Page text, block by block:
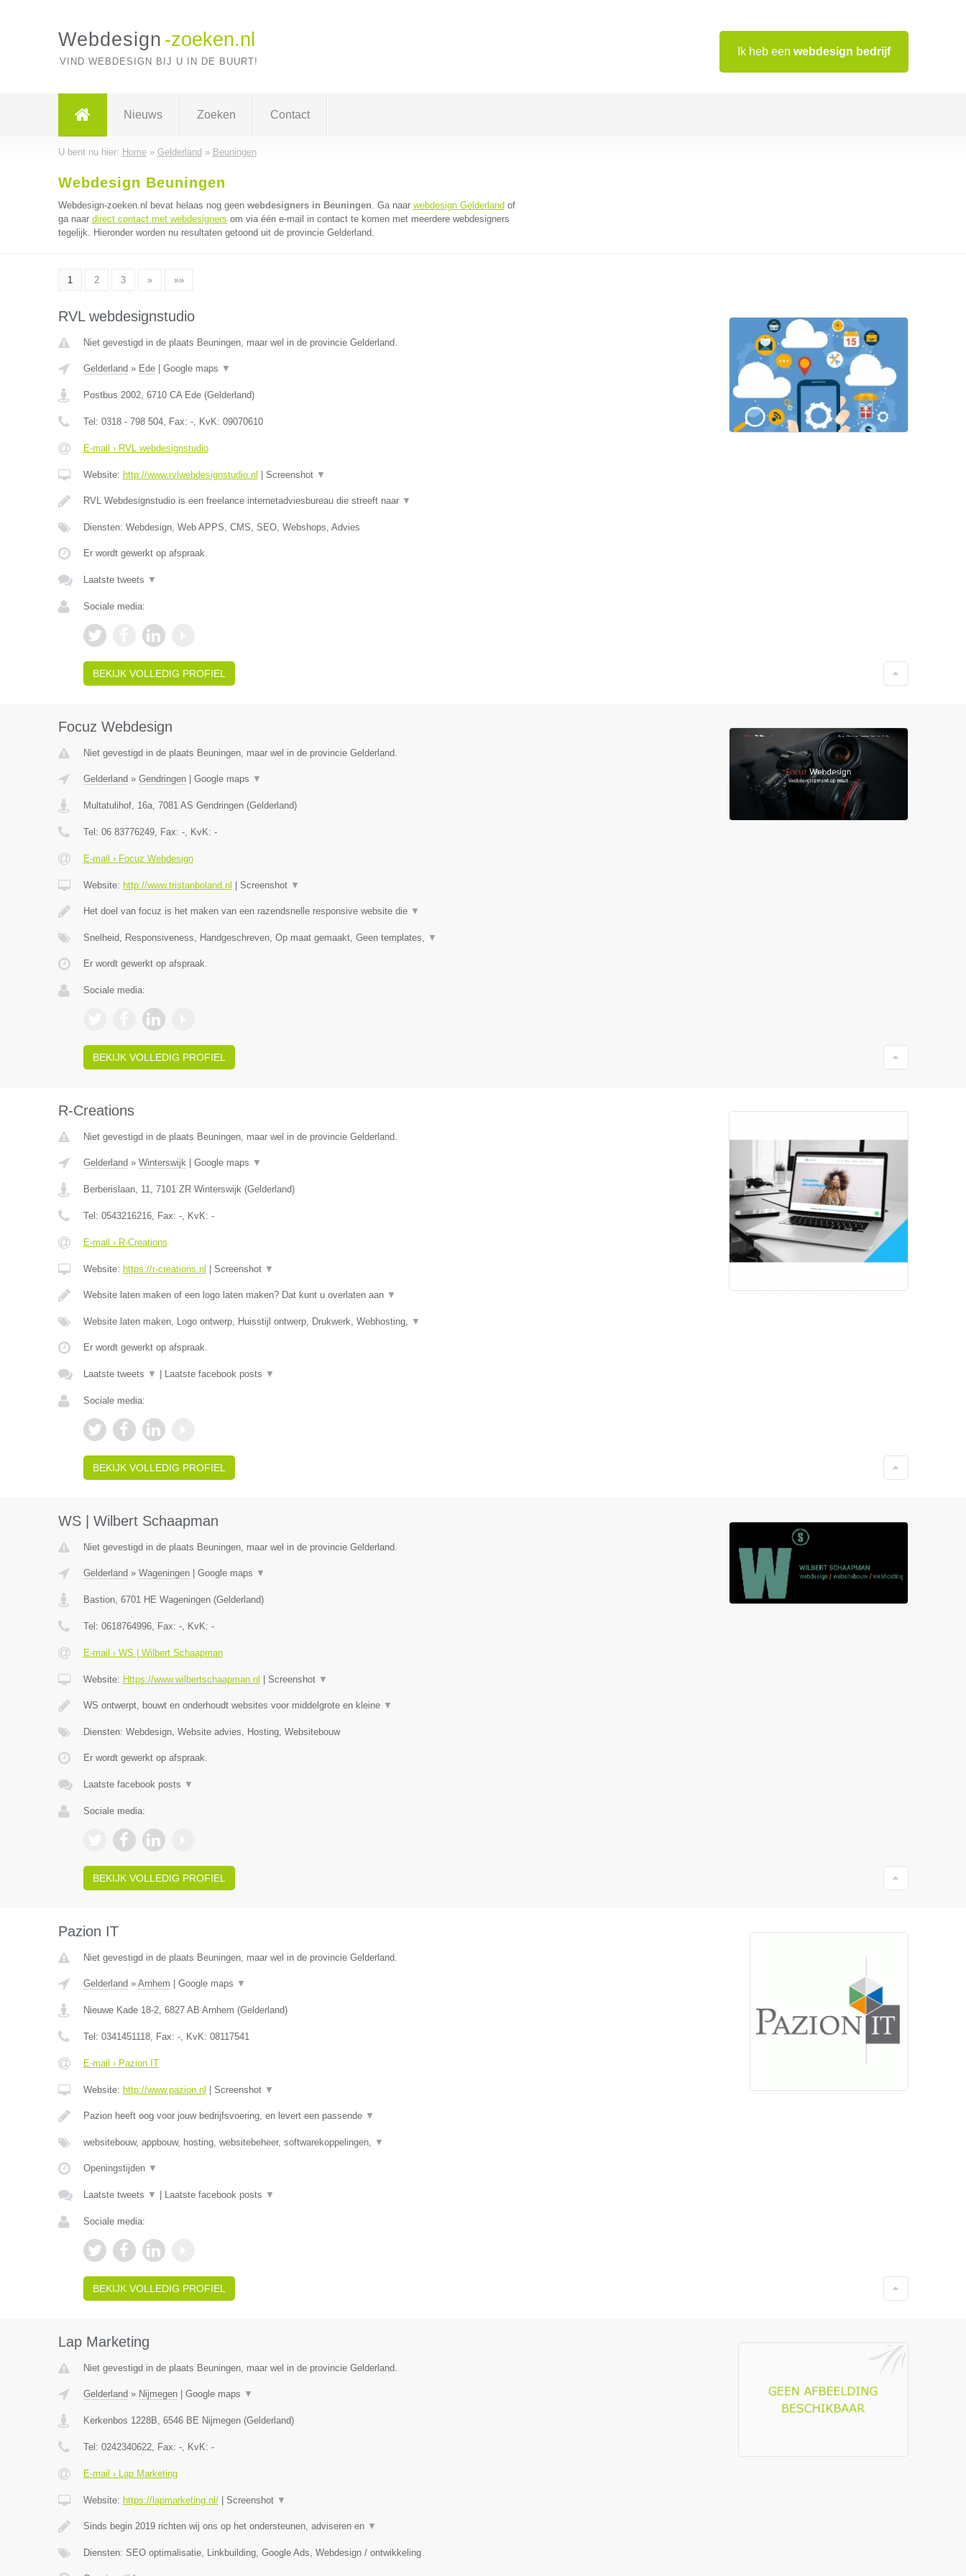
Ik heb een webdesign bedrijf
Webdesign -zoeken.nl
VIND WEBDESIGN BIJ U IN DE BUURT!
Nieuws Zoeken Contact
U bent nu hier: Home» Gelderland » Beuningen
Webdesign Beuningen
Webdesign-zoeken.nl bevat helaas nog geen webdesigners in Beuningen. Ga naar webdesign Gelderland of
ga naar direct contact met webdesigners om via één e-mail in contact te komen met meerdere webdesigners
tegelijk. Hieronder worden nu resultaten getoond uit de provincie Gelderland.
1 2 3 » »»
RVL webdesignstudio
Niet gevestigd in de plaats Beuningen, maar wel in de provincie Gelderland.
Gelderland » Ede| Google maps ▼
Postbus 2002, 6710 CA Ede(Gelderland)
Tel: 0318 - 798 504, Fax: -, KvK: 09070610
E-mail › RVL webdesignstudio
Website: http://www.rvlwebdesignstudio.nl Screenshot ▼
RVL Webdesignstudio is een freelance internetadviesbureau die streeft naar ▼
Diensten: Webdesign, Web APPS, CMS, SEO, Webshops, Advies
Er wordt gewerkt op afspraak.
Laatste tweets ▼
Sociale media:
BEKIJK VOLLEDIG PROFIEL
Focuz Webdesign
Niet gevestigd in de plaats Beuningen, maar wel in de provincie Gelderland.
Gelderland » Gendringen| Google maps ▼
Multatulihof, 16a, 7081 AS Gendringen(Gelderland)
Tel: 06 83776249, Fax: -, KvK: -
E-mail › Focuz Webdesign
Website: http://www.tristanboland.nl Screenshot ▼
Het doel van focuz is het maken van een razendsnelle responsive website die ▼
Snelheid, Responsiveness, Handgeschreven, Op maat gemaakt, Geen templates, ▼
Er wordt gewerkt op afspraak.
Sociale media:
BEKIJK VOLLEDIG PROFIEL
R-Creations
Niet gevestigd in de plaats Beuningen, maar wel in de provincie Gelderland.
Gelderland » Winterswijk| Google maps ▼
Berberislaan, 11, 7101 ZR Winterswijk(Gelderland)
Tel: 0543216216, Fax: -, KvK: -
E-mail › R-Creations
Website: https://r-creations.nl Screenshot ▼
Website laten maken of een logo laten maken? Dat kunt u overlaten aan ▼
Website laten maken, Logo ontwerp, Huisstijl ontwerp, Drukwerk, Webhosting, ▼
Er wordt gewerkt op afspraak.
Laatste tweets ▼ Laatste facebook posts ▼
Sociale media:
BEKIJK VOLLEDIG PROFIEL
WS | Wilbert Schaapman
Niet gevestigd in de plaats Beuningen, maar wel in de provincie Gelderland.
Gelderland » Wageningen| Google maps ▼
Bastion, 6701 HE Wageningen(Gelderland)
Tel: 0618764996, Fax: -, KvK: -
E-mail › WS | Wilbert Schaapman
Website: Https://www.wilbertschaapman.nl Screenshot ▼
WS ontwerpt, bouwt en onderhoudt websites voor middelgrote en kleine ▼
Diensten: Webdesign, Website advies, Hosting, Websitebouw
Er wordt gewerkt op afspraak.
Laatste facebook posts ▼
Sociale media:
BEKIJK VOLLEDIG PROFIEL
Pazion IT
Niet gevestigd in de plaats Beuningen, maar wel in de provincie Gelderland.
Gelderland » Arnhem Google maps ▼
Nieuwe Kade 18-2, 6827 AB Arnhem (Gelderland)
Tel: 0341451118, Fax: -, KvK: 08117541
E-mail › Pazion IT
Website: http://www.pazion.nl Screenshot ▼
Pazion heeft oog voor jouw bedrijfsvoering, en levert een passende ▼
websitebouw, appbouw, hosting, websitebeheer, softwarekoppelingen, ▼
Openingstijden ▼
Laatste tweets ▼ Laatste facebook posts ▼
Sociale media:
BEKIJK VOLLEDIG PROFIEL
Lap Marketing
Niet gevestigd in de plaats Beuningen, maar wel in de provincie Gelderland.
Gelderland » Nijmegen| Google maps ▼
Kerkenbos 1228B, 6546 BE Nijmegen(Gelderland)
Tel: 0242340622, Fax: -, KvK: -
E-mail › Lap Marketing
Website: https://lapmarketing.nl/| Screenshot ▼
Sinds begin 2019 richten wij ons op het ondersteunen, adviseren en ▼
Diensten: SEO optimalisatie, Linkbuilding, Google Ads, Webdesign / ontwikkeling